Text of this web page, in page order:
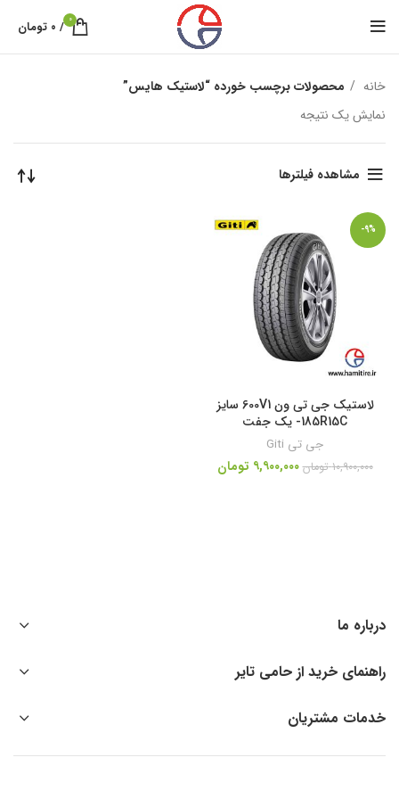
0
/ ۰ تومان
خانه
محصولات برچسب خورده “لاستیک هایس”
نمایش یک نتیجه
مشاهده فیلترها
-9%
لاستیک جی تی ون 600V1 سایز
185R15C- یک جفت
جی تی Giti
۱۰,۹۰۰,۰۰۰ تومان ۹,۹۰۰,۰۰۰ تومان
درباره ما
راهنمای خرید از حامی تایر
خدمات مشتریان